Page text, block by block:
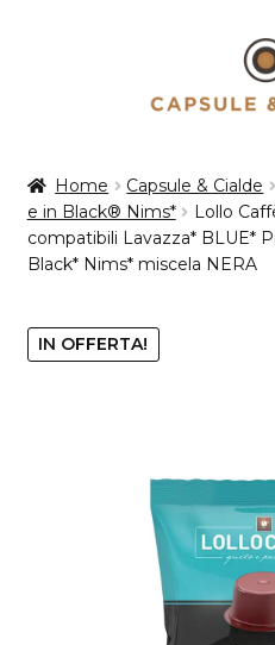
Home Capsule & Cialde
e in Black® Nims*
Lollo
compatibili Lavazza* BLUE*
Black* Nims* miscela NERA
IN OFFERTA!